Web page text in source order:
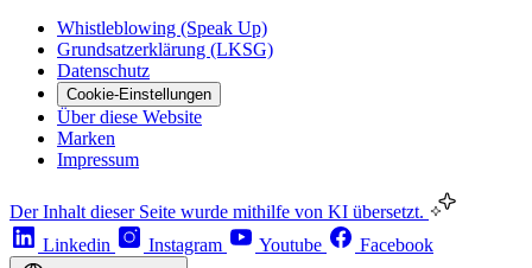
Whistleblowing (Speak Up)
Grundsatzerklärung (LKSG)
Datenschutz
Cookie-Einstellungen
Über diese Website
Marken
Impressum
Der Inhalt dieser Seite wurde mithilfe von KI übersetzt.
Linkedin
Instagram Youtube Facebook